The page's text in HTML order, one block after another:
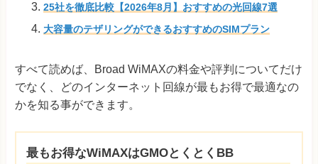
25社を徹底比較【2026年8月】おすすめの光回線7選
大容量のテザリングができるおすすめのSIMプラン
すべて読めば、Broad WiMAXの料金や評判についてだけ
でなく、どのインターネット回線が最もお得で最適なの
かを知る事ができます。
最もお得なWiMAXはGMOとくとくBB